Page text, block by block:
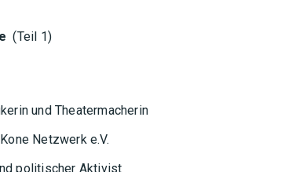
(Teil 1)
und Theatermacherin
Netzwerk e.V.
politischer Aktivist